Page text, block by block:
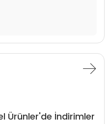
Ürünler'de İndirimler